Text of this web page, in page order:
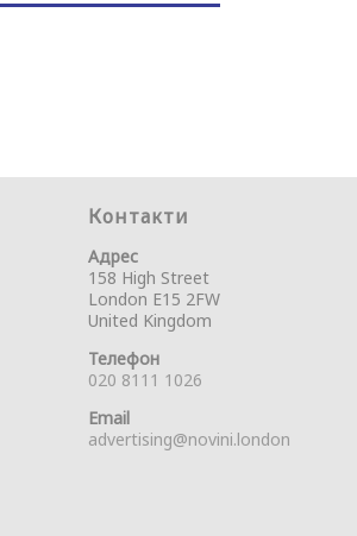
Контакти
Адрес
158 High Street
London E15 2FW
United Kingdom
Телефон
020 8111 1026
Email
advertising@novini.london